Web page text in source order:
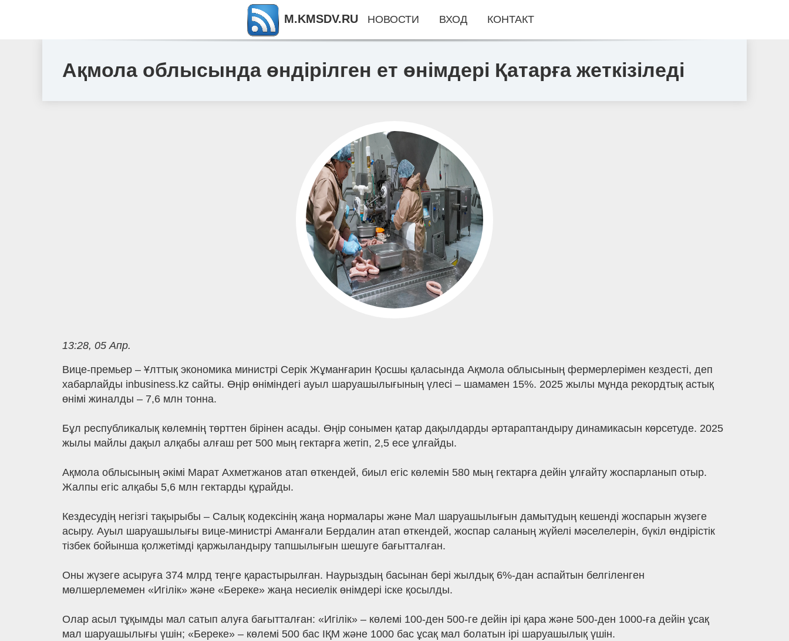
Ақмола облысында өндірілген ет өнімдері Қатарға жеткізіледі
13:28, 05 Апр.
Вице-премьер – Ұлттық экономика министрі Серік Жұманғарин Қосшы қаласында Ақмола облысының фермерлерімен кездесті, деп
хабарлайды inbusiness.kz сайты. Өңір өніміндегі ауыл шаруашылығының үлесі – шамамен 15%. 2025 жылы мұнда рекордтық астық
өнімі жиналды – 7,6 млн тонна.
Бұл республикалық көлемнің төрттен бірінен асады. Өңір сонымен қатар дақылдарды әртараптандыру динамикасын көрсетуде. 2025
жылы майлы дақыл алқабы алғаш рет 500 мың гектарға жетіп, 2,5 есе ұлғайды.
Ақмола облысының әкімі Марат Ахметжанов атап өткендей, биыл егіс көлемін 580 мың гектарға дейін ұлғайту жоспарланып отыр.
Жалпы егіс алқабы 5,6 млн гектарды құрайды.
Кездесудің негізгі тақырыбы – Салық кодексінің жаңа нормалары және Мал шаруашылығын дамытудың кешенді жоспарын жүзеге
асыру. Ауыл шаруашылығы вице-министрі Аманғали Бердалин атап өткендей, жоспар саланың жүйелі мәселелерін, бүкіл өндірістік
тізбек бойынша қолжетімді қаржыландыру тапшылығын шешуге бағытталған.
Оны жүзеге асыруға 374 млрд теңге қарастырылған. Наурыздың басынан бері жылдық 6%-дан аспайтын белгіленген
мөлшерлемемен «Игілік» және «Береке» жаңа несиелік өнімдері іске қосылды.
Олар асыл тұқымды мал сатып алуға бағытталған: «Игілік» – көлемі 100-ден 500-ге дейін ірі қара және 500-ден 1000-ға дейін ұсақ
мал шаруашылығы үшін; «Береке» – көлемі 500 бас ІҚМ және 1000 бас ұсақ мал болатын ірі шаруашылық үшін.
M.KMSDV.RU НОВОСТИ ВХОД КОНТАКТ